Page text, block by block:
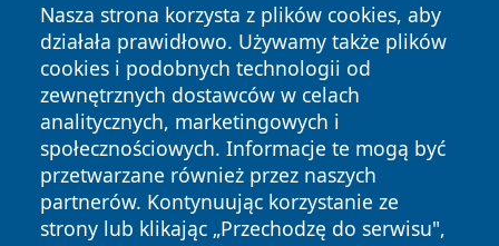
Nasza strona korzysta z plików cookies, aby
działała prawidłowo. Używamy także plików
cookies i podobnych technologii od
zewnętrznych dostawców w celach
analitycznych, marketingowych i
społecznościowych. Informacje te mogą być
przetwarzane również przez naszych
partnerów. Kontynuując korzystanie ze
strony lub klikając „Przechodzę do serwisu",
Copyright © 2026 portalzielonagora.pl Wszystkie prawa
zastrzeżone.
News Autorzy
Polityka
Prywatności
Polityka
Cookies